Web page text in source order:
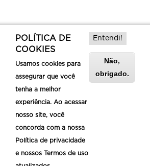
Sobre a Belotur
POLÍTICA DE
COOKIES
Usamos cookies para
assegurar que você
tenha a melhor
experiência. Ao acessar
nosso site, você
concorda com a nossa
Política de privacidade
e nossos Termos de uso
Entendi!
Não,
obrigado.